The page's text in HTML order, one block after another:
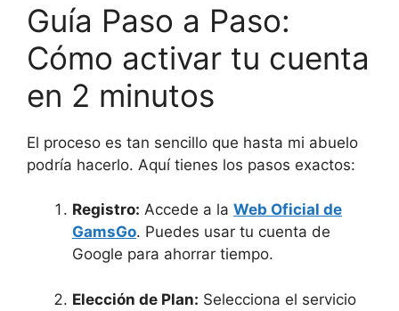
Guía Paso a Paso:
Cómo activar tu cuenta
en 2 minutos
El proceso es tan sencillo que hasta mi abuelo
podría hacerlo. Aquí tienes los pasos exactos:
Registro: Accede a la Web Oficial de
GamsGo. Puedes usar tu cuenta de
Google para ahorrar tiempo.
Elección de Plan: Selecciona el servicio